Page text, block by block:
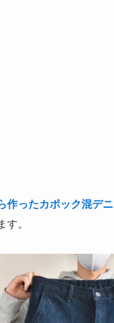
作ったカポック混デ
。